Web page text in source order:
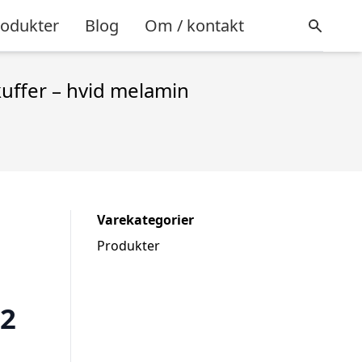
Blog Om / kontakt
– hvid melamin
Varekategorier
Produkter